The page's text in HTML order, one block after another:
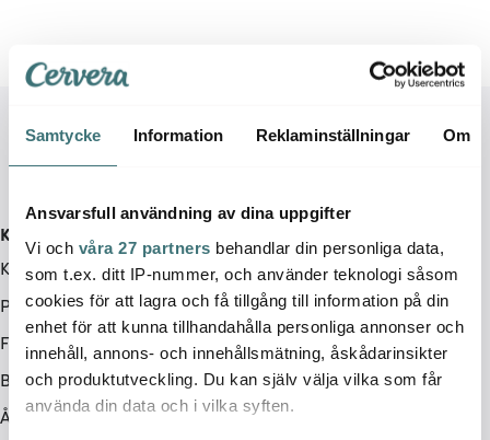
Samtycke Information Reklaminställningar Om
Ansvarsfull användning av dina uppgifter
Vi och våra 27 partners behandlar din personliga data,
som t.ex. ditt IP-nummer, och använder teknologi såsom
cookies för att lagra och få tillgång till information på din
enhet för att kunna tillhandahålla personliga annonser och
innehåll, annons- och innehållsmätning, åskådarinsikter
och produktutveckling. Du kan själv välja vilka som får
använda din data och i vilka syften.
Kundservice
Kontakta oss / FAQ
Presentkort
Frakt & leverans
Betalningsalternativ
Ångerrätt